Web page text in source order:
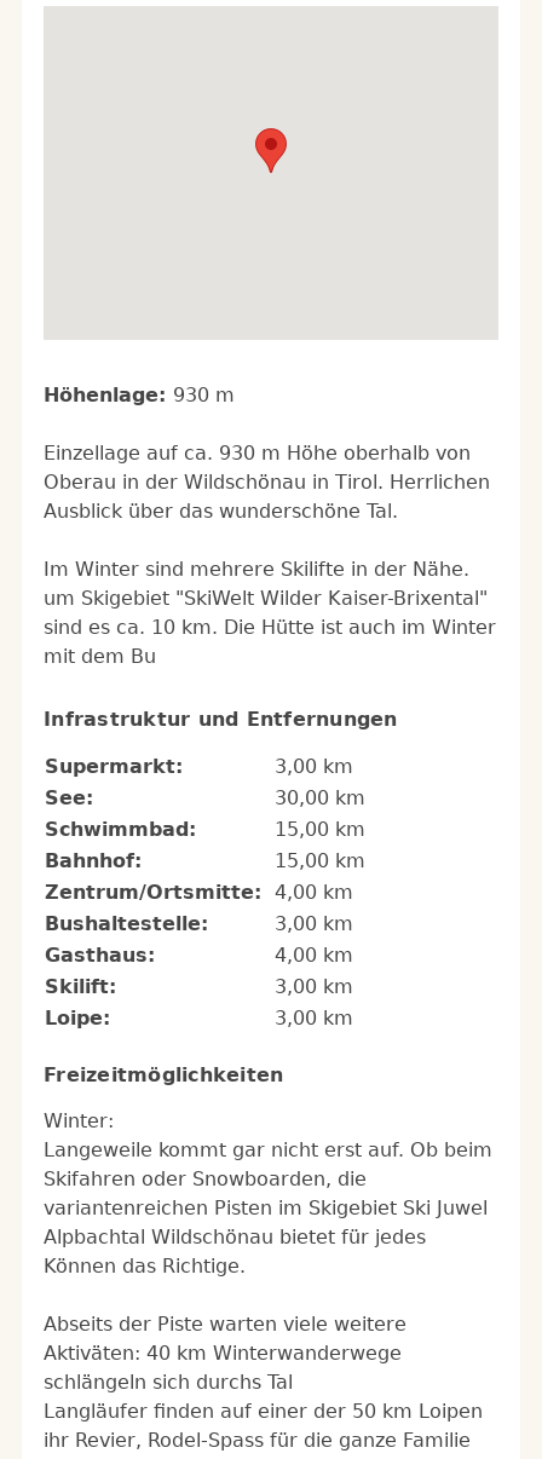
Höhenlage: 930 m
Einzellage auf ca. 930 m Höhe oberhalb von
Oberau in der Wildschönau in Tirol. Herrlichen
Ausblick über das wunderschöne Tal.
Im Winter sind mehrere Skilifte in der Nähe.
um Skigebiet "SkiWelt Wilder Kaiser-Brixental"
sind es ca. 10 km. Die Hütte ist auch im Winter
mit dem Bu
Infrastruktur und Entfernungen
Supermarkt:
3,00 km
See:
30,00 km
Schwimmbad:
15,00 km
Bahnhof:
15,00 km
Zentrum/Ortsmitte:
4,00 km
Bushaltestelle:
3,00 km
Gasthaus:
4,00 km
Skilift:
3,00 km
Loipe:
3,00 km
Freizeitmöglichkeiten
Winter:
Langeweile kommt gar nicht erst auf. Ob beim
Skifahren oder Snowboarden, die
variantenreichen Pisten im Skigebiet Ski Juwel
Alpbachtal Wildschönau bietet für jedes
Können das Richtige.
Abseits der Piste warten viele weitere
Aktiväten: 40 km Winterwanderwege
schlängeln sich durchs Tal
Langläufer finden auf einer der 50 km Loipen
ihr Revier, Rodel-Spass für die ganze Familie